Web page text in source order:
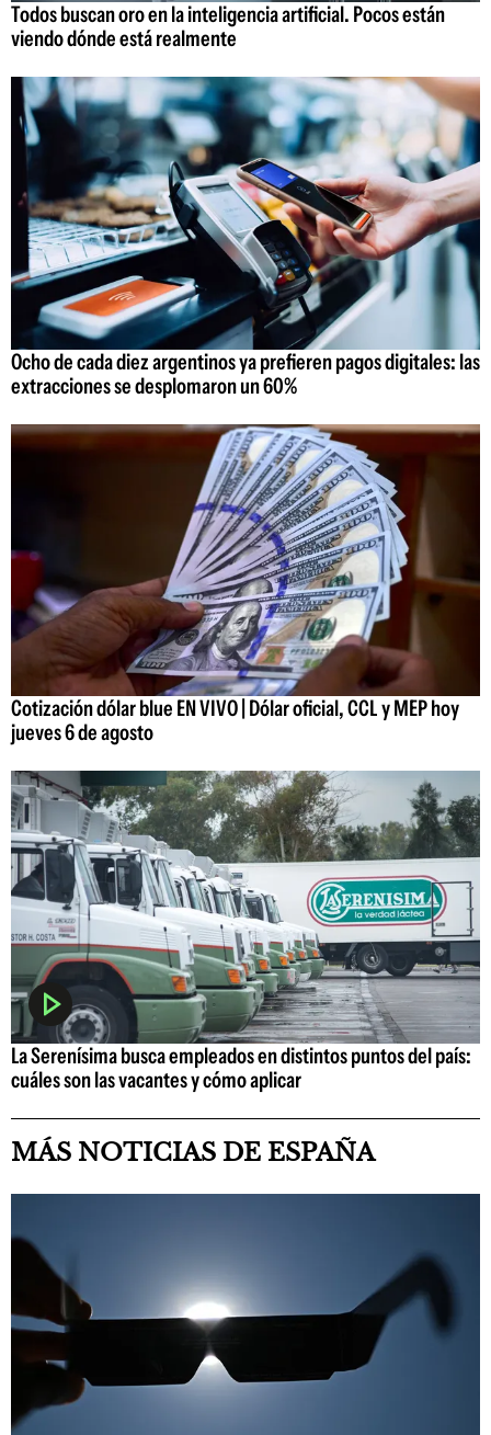
Todos buscan oro en la inteligencia artificial. Pocos están
viendo dónde está realmente
Ocho de cada diez argentinos ya prefieren pagos digitales: las
extracciones se desplomaron un 60%
Cotización dólar blue EN VIVO | Dólar oficial, CCL y MEP hoy
jueves 6 de agosto
La Serenísima busca empleados en distintos puntos del país:
cuáles son las vacantes y cómo aplicar
MÁS NOTICIAS DE ESPAÑA